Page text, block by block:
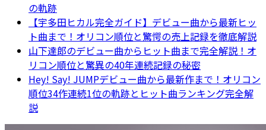
の軌跡
【宇多田ヒカル完全ガイド】デビュー曲から最新ヒッ
ト曲まで！オリコン順位と驚愕の売上記録を徹底解説
山下達郎のデビュー曲からヒット曲まで完全解説！オ
リコン順位と驚異の40年連続記録の秘密
Hey! Say! JUMPデビュー曲から最新作まで！オリコン
順位34作連続1位の軌跡とヒット曲ランキング完全解
説